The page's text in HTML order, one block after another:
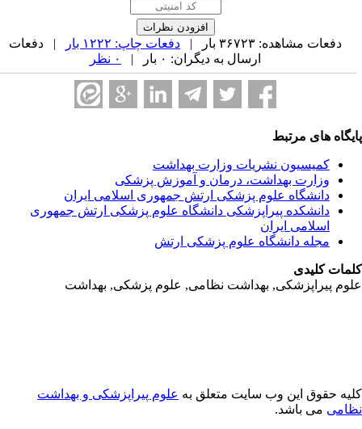
دفعات مشاهده: ۳۶۷۲۳ بار | دفعات چاپ: ۱۲۲۲ بار
| دفعات
ارسال به دیگران: ۰ بار |
های مرتبط
کمیسیون نشریات وزارت بهداشت
وزارت بهداشت، درمان و آموزش پزشکی
دانشگاه علوم پزشکی ارتش جمهوری اسلامی ایران
دانشکده پیراپزشکی دانشگاه علوم پزشکی ارتش جمهوری
اسلامی ایران
مجله دانشگاه علوم پزشکی ارتش
کلیدی
پیراپزشکی, بهداشت نظامی, علوم پزشکی, بهداشت
حقوق این وب سایت متعلق بهعلوم پیراپزشکی و بهداشت
می باشد.